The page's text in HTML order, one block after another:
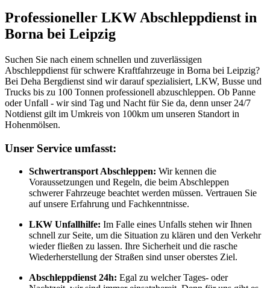
Professioneller LKW Abschleppdienst in
Borna bei Leipzig
Suchen Sie nach einem schnellen und zuverlässigen
Abschleppdienst für schwere Kraftfahrzeuge in Borna bei Leipzig?
Bei Deha Bergdienst sind wir darauf spezialisiert, LKW, Busse und
Trucks bis zu 100 Tonnen professionell abzuschleppen. Ob Panne
oder Unfall - wir sind Tag und Nacht für Sie da, denn unser 24/7
Notdienst gilt im Umkreis von 100km um unseren Standort in
Hohenmölsen.
Unser Service umfasst:
Schwertransport Abschleppen: Wir kennen die
Voraussetzungen und Regeln, die beim Abschleppen
schwerer Fahrzeuge beachtet werden müssen. Vertrauen Sie
auf unsere Erfahrung und Fachkenntnisse.
LKW Unfallhilfe: Im Falle eines Unfalls stehen wir Ihnen
schnell zur Seite, um die Situation zu klären und den Verkehr
wieder fließen zu lassen. Ihre Sicherheit und die rasche
Wiederherstellung der Straßen sind unser oberstes Ziel.
Abschleppdienst 24h: Egal zu welcher Tages- oder